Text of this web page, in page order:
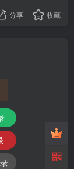
分享 收藏